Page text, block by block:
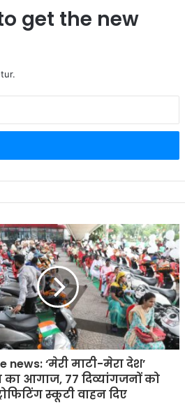
get the new
news: ‘मेरी माटी-मेरा देश’
का आगाज, 77 दिव्यांगजनों को
स्कूटी वाहन दिए